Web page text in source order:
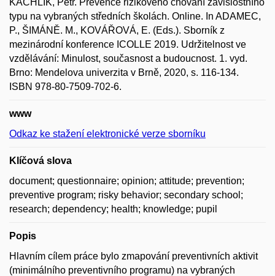
KACHLÍK, Petr. Prevence rizikového chování závislostního
typu na vybraných středních školách. Online. In ADAMEC,
P., ŠIMÁNĚ. M., KOVÁŘOVÁ, E. (Eds.). Sborník z
mezinárodní konference ICOLLE 2019. Udržitelnost ve
vzdělávání: Minulost, současnost a budoucnost. 1. vyd.
Brno: Mendelova univerzita v Brně, 2020, s. 116-134.
ISBN 978-80-7509-702-6.
www
Odkaz ke stažení elektronické verze sborníku
Klíčová slova
document; questionnaire; opinion; attitude; prevention;
preventive program; risky behavior; secondary school;
research; dependency; health; knowledge; pupil
Popis
Hlavním cílem práce bylo zmapování preventivních aktivit
(minimálního preventivního programu) na vybraných